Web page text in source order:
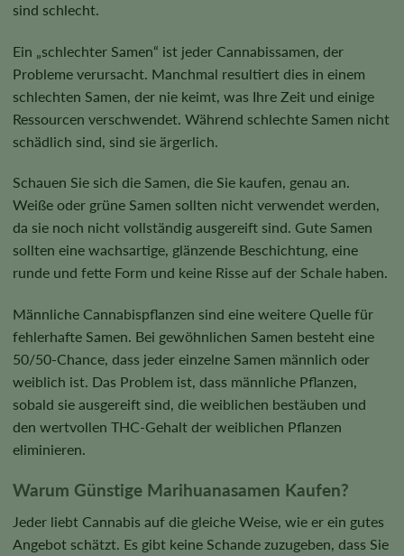
sind schlecht.
Ein „schlechter Samen“ ist jeder Cannabissamen, der
Probleme verursacht. Manchmal resultiert dies in einem
schlechten Samen, der nie keimt, was Ihre Zeit und einige
Ressourcen verschwendet. Während schlechte Samen nicht
schädlich sind, sind sie ärgerlich.
Schauen Sie sich die Samen, die Sie kaufen, genau an.
Weiße oder grüne Samen sollten nicht verwendet werden,
da sie noch nicht vollständig ausgereift sind. Gute Samen
sollten eine wachsartige, glänzende Beschichtung, eine
runde und fette Form und keine Risse auf der Schale haben.
Männliche Cannabispflanzen sind eine weitere Quelle für
fehlerhafte Samen. Bei gewöhnlichen Samen besteht eine
50/50-Chance, dass jeder einzelne Samen männlich oder
weiblich ist. Das Problem ist, dass männliche Pflanzen,
sobald sie ausgereift sind, die weiblichen bestäuben und
den wertvollen THC-Gehalt der weiblichen Pflanzen
eliminieren.
Warum Günstige Marihuanasamen Kaufen?
Jeder liebt Cannabis auf die gleiche Weise, wie er ein gutes
Angebot schätzt. Es gibt keine Schande zuzugeben, dass Sie